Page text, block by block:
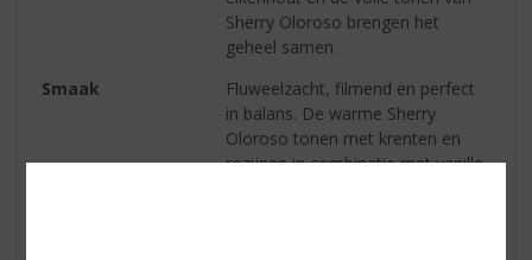
Sherry Oloroso brengen het
geheel samen.
Smaak
Fluweelzacht, filmend en perfect
in balans. De warme Sherry
Oloroso tonen met krenten en
rozijnen in combinatie met vanille